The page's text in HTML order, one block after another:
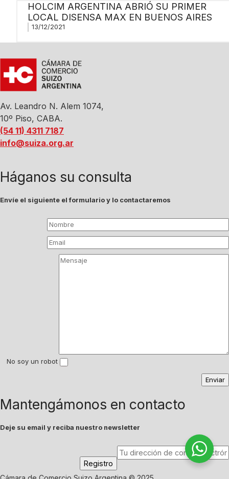
HOLCIM ARGENTINA ABRIÓ SU PRIMER
LOCAL DISENSA MAX EN BUENOS AIRES
13/12/2021
Av. Leandro N. Alem 1074,
10º Piso, CABA.
(54 11) 4311 7187
info@suiza.org.ar
Háganos su consulta
Envíe el siguiente el formulario y lo contactaremos
No soy un robot
Mantengámonos en contacto
Deje su email y reciba nuestro newsletter